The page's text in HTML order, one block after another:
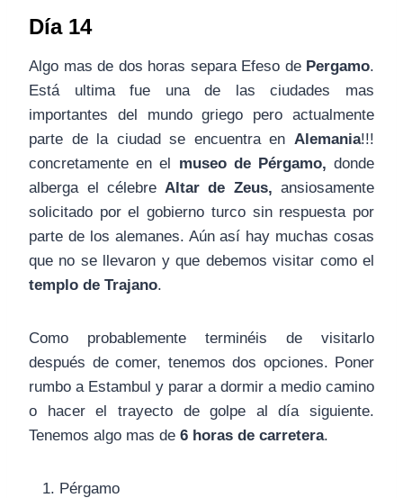
Día 14
Algo mas de dos horas separa Efeso de Pergamo.
Está ultima fue una de las ciudades mas
importantes del mundo griego pero actualmente
parte de la ciudad se encuentra en Alemania!!!
concretamente en el museo de Pérgamo, donde
alberga el célebre Altar de Zeus, ansiosamente
solicitado por el gobierno turco sin respuesta por
parte de los alemanes. Aún así hay muchas cosas
que no se llevaron y que debemos visitar como el
templo de Trajano.
Como probablemente terminéis de visitarlo
después de comer, tenemos dos opciones. Poner
rumbo a Estambul y parar a dormir a medio camino
o hacer el trayecto de golpe al día siguiente.
Tenemos algo mas de 6 horas de carretera.
Pérgamo